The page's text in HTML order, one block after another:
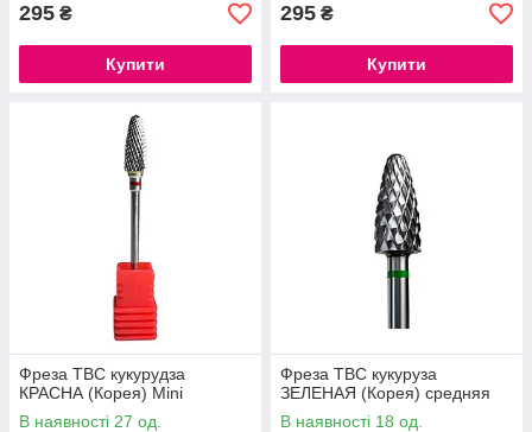
295 ₴
Купити
295 ₴
Купити
Фреза ТВС кукурудза
КРАСНА (Корея) Mini
В наявності 27 од.
Фреза ТВС кукуруза
ЗЕЛЕНАЯ (Корея) средняя
В наявності 18 од.